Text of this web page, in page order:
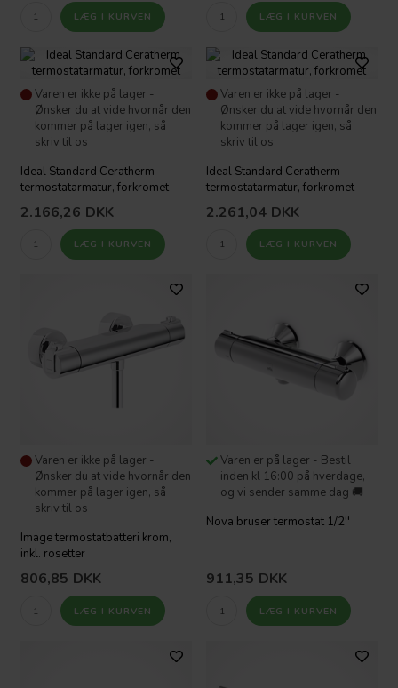
Varen er ikke på lager -
Ønsker du at vide hvornår den
kommer på lager igen, så
skriv til os
Ideal Standard Ceratherm
termostatarmatur, forkromet
2.166,26 DKK
Varen er ikke på lager -
Ønsker du at vide hvornår den
kommer på lager igen, så
skriv til os
Ideal Standard Ceratherm
termostatarmatur, forkromet
2.261,04 DKK
Varen er ikke på lager -
Ønsker du at vide hvornår den
kommer på lager igen, så
skriv til os
Image termostatbatteri krom,
inkl. rosetter
806,85 DKK
Varen er på lager - Bestil
inden kl 16:00 på hverdage,
og vi sender samme dag 🚚
Nova bruser termostat 1/2''
911,35 DKK